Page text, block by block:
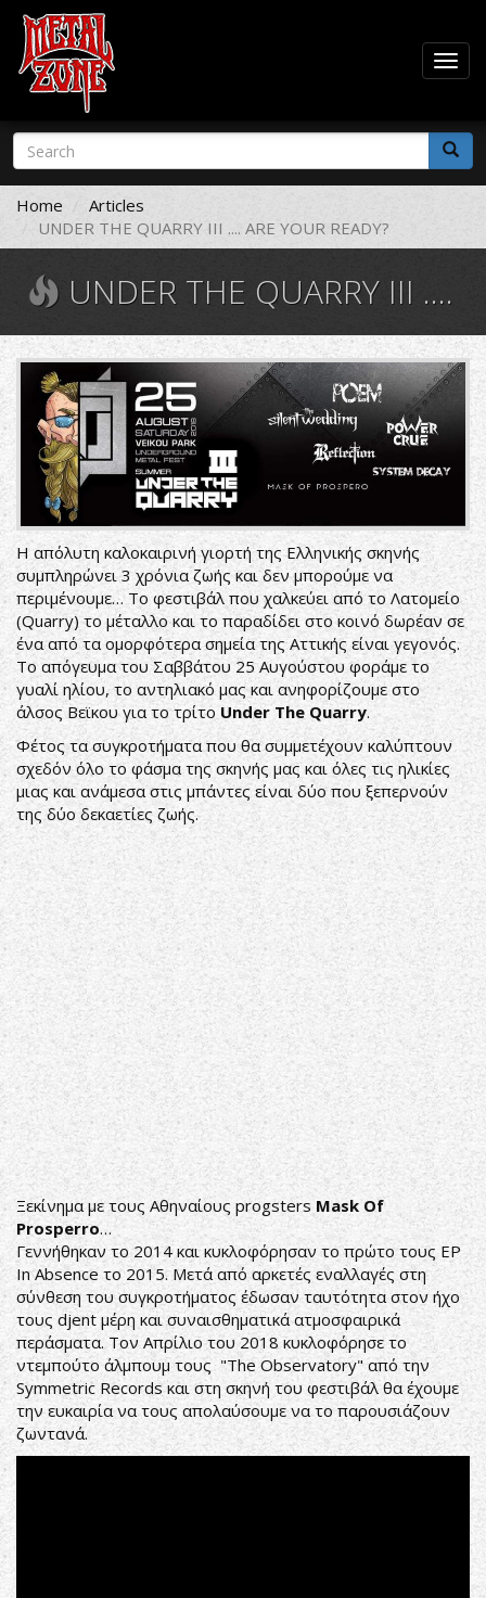
Skip
main
content
Search
form
Search
Home
Articles
UNDER THE QUARRY III .... ARE YOUR READY?
UNDER THE QUARRY III .... ARE YOUR READY?
Η απόλυτη καλοκαιρινή γιορτή της Ελληνικής σκηνής
συμπληρώνει 3 χρόνια ζωής και δεν μπορούμε να
περιμένουμε… Το φεστιβάλ που χαλκεύει από το Λατομείο
(Quarry) το μέταλλο και το παραδίδει στο κοινό δωρέαν σε
ένα από τα ομορφότερα σημεία της Αττικής είναι γεγονός.
Το απόγευμα του Σαββάτου 25 Αυγούστου φοράμε το
γυαλί ηλίου, το αντηλιακό μας και ανηφορίζουμε στο
άλσος Βεϊκου για το τρίτο Under The Quarry.
Φέτος τα συγκροτήματα που θα συμμετέχουν καλύπτουν
σχεδόν όλο το φάσμα της σκηνής μας και όλες τις ηλικίες
μιας και ανάμεσα στις μπάντες είναι δύο που ξεπερνούν
της δύο δεκαετίες ζωής.
Ξεκίνημα με τους Αθηναίους progsters Mask Of
Prosperro…
Γεννήθηκαν το 2014 και κυκλοφόρησαν το πρώτο τους EP
In Absence το 2015. Μετά από αρκετές εναλλαγές στη
σύνθεση του συγκροτήματος έδωσαν ταυτότητα στον ήχο
τους djent μέρη και συναισθηματικά ατμοσφαιρικά
περάσματα. Τον Απρίλιο του 2018 κυκλοφόρησε το
ντεμπούτο άλμπουμ τους "The Observatory" από την
Symmetric Records και στη σκηνή του φεστιβάλ θα έχουμε
την ευκαιρία να τους απολαύσουμε να το παρουσιάζουν
ζωντανά.